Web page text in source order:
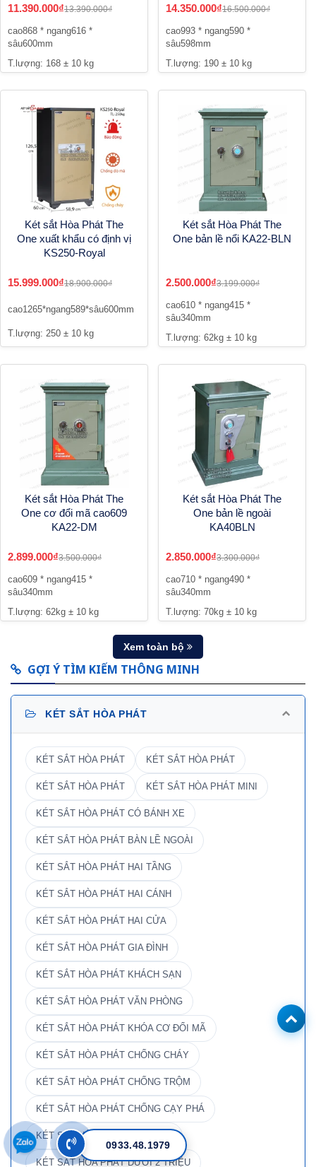
11.390.000₫13.390.000₫
cao868 * ngang616 *
sâu600mm
T.lượng: 168 ± 10 kg
14.350.000₫16.500.000₫
cao993 * ngang590 *
sâu598mm
T.lượng: 190 ± 10 kg
Két sắt Hòa Phát The
One xuất khẩu có định vị
KS250-Royal
15.999.000₫18.900.000₫
cao1265*ngang589*sâu600mm
T.lượng: 250 ± 10 kg
Két sắt Hòa Phát The
One bản lề nổi KA22-BLN
2.500.000₫3.199.000₫
cao610 * ngang415 *
sâu340mm
T.lượng: 62kg ± 10 kg
Két sắt Hòa Phát The
One cơ đổi mã cao609
KA22-DM
2.899.000₫3.500.000₫
cao609 * ngang415 *
sâu340mm
T.lượng: 62kg ± 10 kg
Két sắt Hòa Phát The
One bản lề ngoài
KA40BLN
2.850.000₫3.300.000₫
cao710 * ngang490 *
sâu340mm
T.lượng: 70kg ± 10 kg
Xem toàn bộ
GỢI Ý TÌM KIẾM THÔNG MINH
KÉT SẮT HÒA PHÁT
KÉT SẮT HÒA PHÁT KÉT SẮT HÒA PHÁT
KÉT SẮT HÒA PHÁT KÉT SẮT HÒA PHÁT MINI
KÉT SẮT HÒA PHÁT CÓ BÁNH XE
KÉT SẮT HÒA PHÁT BÀN LỀ NGOÀI
KÉT SẮT HÒA PHÁT HAI TẦNG
KÉT SẮT HÒA PHÁT HAI CÁNH
KÉT SẮT HÒA PHÁT HAI CỬA
KÉT SẮT HÒA PHÁT GIA ĐÌNH
KÉT SẮT HÒA PHÁT KHÁCH SẠN
KÉT SẮT HÒA PHÁT VĂN PHÒNG
KÉT SẮT HÒA PHÁT KHÓA CƠ ĐỔI MÃ
KÉT SẮT HÒA PHÁT CHỐNG CHÁY
KÉT SẮT HÒA PHÁT CHỐNG TRỘM
KÉT SẮT HÒA PHÁT CHỐNG CẠY PHÁ
KÉT SẮT HÒA PHÁT VIỆT NAM
KÉT SẮT HÒA PHÁT DƯỚI 2 TRIỆU
0933.48.1979